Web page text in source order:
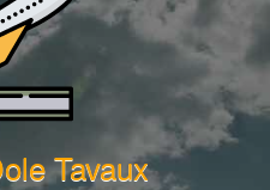
Tavaux